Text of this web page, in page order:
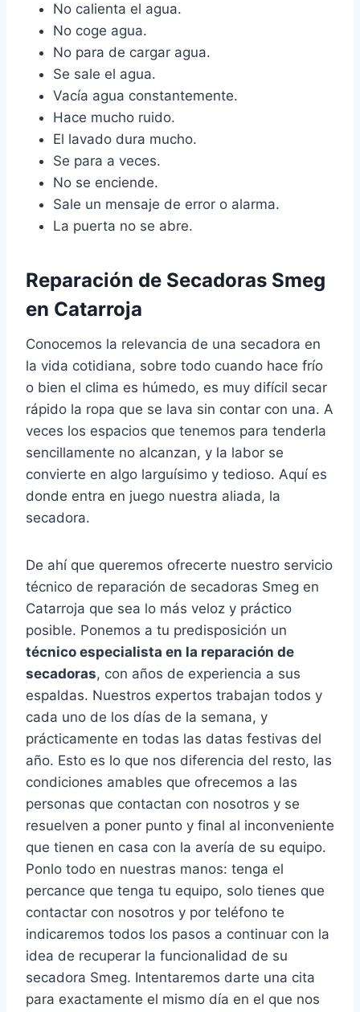
No calienta el agua.
No coge agua.
No para de cargar agua.
Se sale el agua.
Vacía agua constantemente.
Hace mucho ruido.
El lavado dura mucho.
Se para a veces.
No se enciende.
Sale un mensaje de error o alarma.
La puerta no se abre.
Reparación de Secadoras Smeg
en Catarroja
Conocemos la relevancia de una secadora en
la vida cotidiana, sobre todo cuando hace frío
o bien el clima es húmedo, es muy difícil secar
rápido la ropa que se lava sin contar con una. A
veces los espacios que tenemos para tenderla
sencillamente no alcanzan, y la labor se
convierte en algo larguísimo y tedioso. Aquí es
donde entra en juego nuestra aliada, la
secadora.
De ahí que queremos ofrecerte nuestro servicio
técnico de reparación de secadoras Smeg en
Catarroja que sea lo más veloz y práctico
posible. Ponemos a tu predisposición un
técnico especialista en la reparación de
secadoras, con años de experiencia a sus
espaldas. Nuestros expertos trabajan todos y
cada uno de los días de la semana, y
prácticamente en todas las datas festivas del
año. Esto es lo que nos diferencia del resto, las
condiciones amables que ofrecemos a las
personas que contactan con nosotros y se
resuelven a poner punto y final al inconveniente
que tienen en casa con la avería de su equipo.
Ponlo todo en nuestras manos: tenga el
percance que tenga tu equipo, solo tienes que
contactar con nosotros y por teléfono te
indicaremos todos los pasos a continuar con la
idea de recuperar la funcionalidad de su
secadora Smeg. Intentaremos darte una cita
para exactamente el mismo día en el que nos